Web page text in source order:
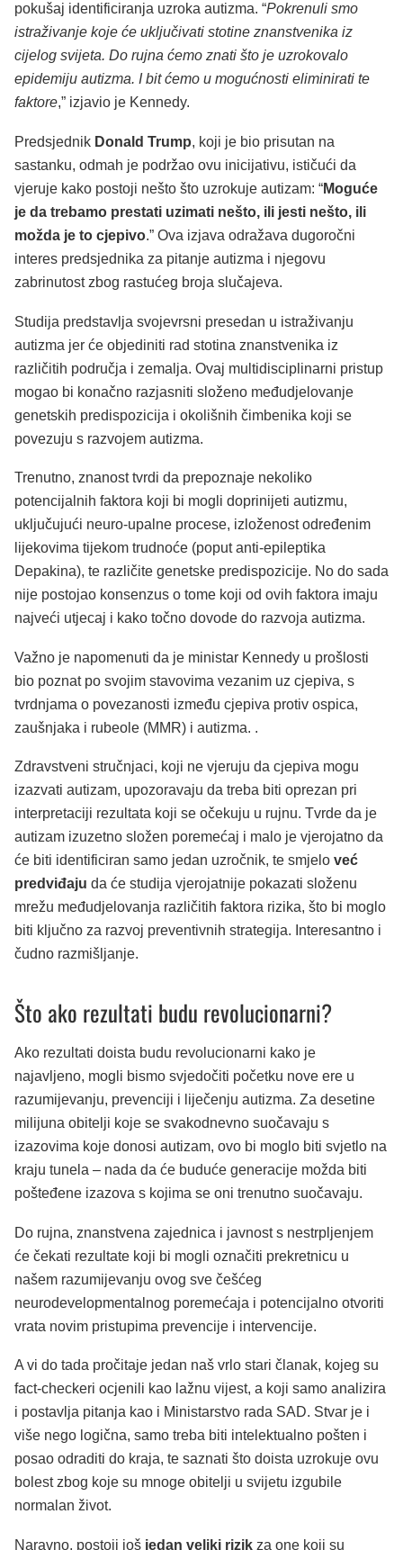
pokušaj identificiranja uzroka autizma. “Pokrenuli smo
istraživanje koje će uključivati stotine znanstvenika iz
cijelog svijeta. Do rujna ćemo znati što je uzrokovalo
epidemiju autizma. I bit ćemo u mogućnosti eliminirati te
faktore,” izjavio je Kennedy.
Predsjednik Donald Trump, koji je bio prisutan na
sastanku, odmah je podržao ovu inicijativu, ističući da
vjeruje kako postoji nešto što uzrokuje autizam: “Moguće
je da trebamo prestati uzimati nešto, ili jesti nešto, ili
možda je to cjepivo.” Ova izjava odražava dugoročni
interes predsjednika za pitanje autizma i njegovu
zabrinutost zbog rastućeg broja slučajeva.
Studija predstavlja svojevrsni presedan u istraživanju
autizma jer će objediniti rad stotina znanstvenika iz
različitih područja i zemalja. Ovaj multidisciplinarni pristup
mogao bi konačno razjasniti složeno međudjelovanje
genetskih predispozicija i okolišnih čimbenika koji se
povezuju s razvojem autizma.
Trenutno, znanost tvrdi da prepoznaje nekoliko
potencijalnih faktora koji bi mogli doprinijeti autizmu,
uključujući neuro-upalne procese, izloženost određenim
lijekovima tijekom trudnoće (poput anti-epileptika
Depakina), te različite genetske predispozicije. No do sada
nije postojao konsenzus o tome koji od ovih faktora imaju
najveći utjecaj i kako točno dovode do razvoja autizma.
Važno je napomenuti da je ministar Kennedy u prošlosti
bio poznat po svojim stavovima vezanim uz cjepiva, s
tvrdnjama o povezanosti između cjepiva protiv ospica,
zaušnjaka i rubeole (MMR) i autizma. .
Zdravstveni stručnjaci, koji ne vjeruju da cjepiva mogu
izazvati autizam, upozoravaju da treba biti oprezan pri
interpretaciji rezultata koji se očekuju u rujnu. Tvrde da je
autizam izuzetno složen poremećaj i malo je vjerojatno da
će biti identificiran samo jedan uzročnik, te smjelo već
predviđaju da će studija vjerojatnije pokazati složenu
mrežu međudjelovanja različitih faktora rizika, što bi moglo
biti ključno za razvoj preventivnih strategija. Interesantno i
čudno razmišljanje.
Što ako rezultati budu revolucionarni?
Ako rezultati doista budu revolucionarni kako je
najavljeno, mogli bismo svjedočiti početku nove ere u
razumijevanju, prevenciji i liječenju autizma. Za desetine
milijuna obitelji koje se svakodnevno suočavaju s
izazovima koje donosi autizam, ovo bi moglo biti svjetlo na
kraju tunela – nada da će buduće generacije možda biti
pošteđene izazova s kojima se oni trenutno suočavaju.
Do rujna, znanstvena zajednica i javnost s nestrpljenjem
će čekati rezultate koji bi mogli označiti prekretnicu u
našem razumijevanju ovog sve češćeg
neurodevelopmentalnog poremećaja i potencijalno otvoriti
vrata novim pristupima prevencije i intervencije.
A vi do tada pročitaje jedan naš vrlo stari članak, kojeg su
fact-checkeri ocjenili kao lažnu vijest, a koji samo analizira
i postavlja pitanja kao i Ministarstvo rada SAD. Stvar je i
više nego logična, samo treba biti intelektualno pošten i
posao odraditi do kraja, te saznati što doista uzrokuje ovu
bolest zbog koje su mnoge obitelji u svijetu izgubile
normalan život.
Naravno, postoji još jedan veliki rizik za one koji su